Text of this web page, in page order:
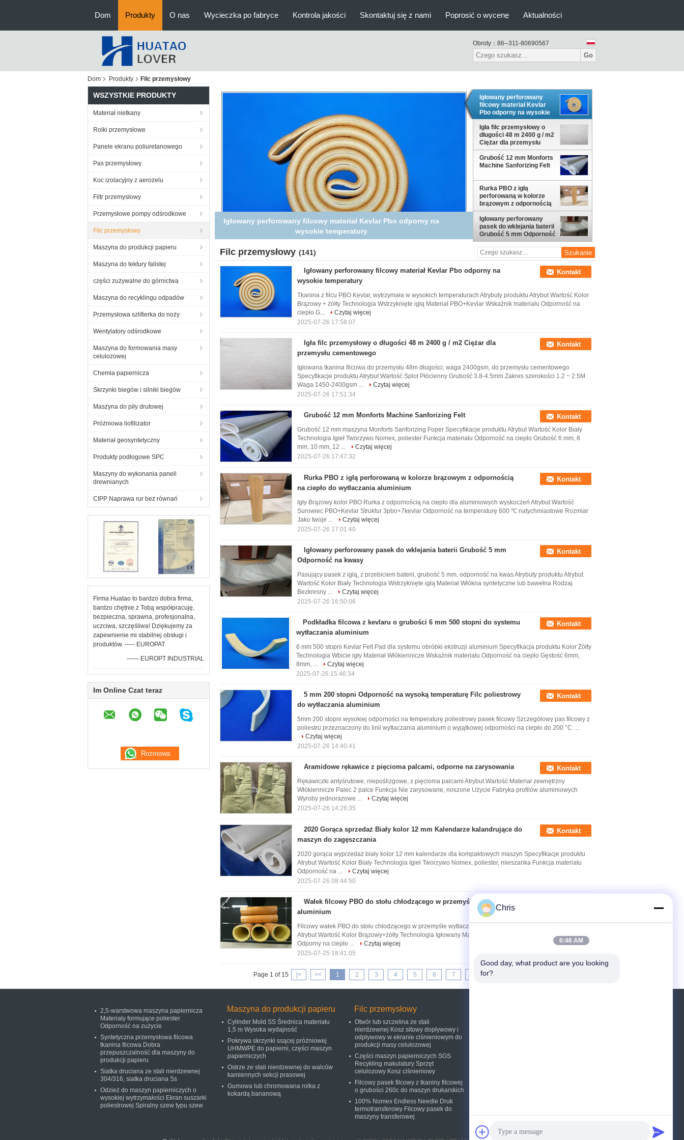
Dom Produkty O nas Wycieczka po fabryce Kontrola jakości Skontaktuj się z nami Poprosić o wycenę Aktualności
Obroty： 86--311-80690567
Go
Dom Produkty Filc przemysłowy
WSZYSTKIE PRODUKTY
Materiał nietkany
Rolki przemysłowe
Panele ekranu poliuretanowego
Pas przemysłowy
Koc izolacyjny z aerożelu
Filtr przemysłowy
Przemysłowe pompy odśrodkowe
Filc przemysłowy
Maszyna do produkcji papieru
Maszyna do tektury falistej
części zużywalne do górnictwa
Maszyna do recyklingu odpadów
Przemysłowa szlifierka do noży
Wentylatory odśrodkowe
Maszyna do formowania masy
celulozowej
Chemia papiernicza
Skrzynki biegów i silniki biegów
Maszyna do piły drutowej
Próżniowa liofilizator
Materiał geosyntetyczny
Produkty podłogowe SPC
Maszyny do wykonania paneli
drewnianych
CIPP Naprawa rur bez równań
Firma Huatao to bardzo dobra firma,
bardzo chętnie z Tobą współpracuję,
bezpieczna, sprawna, profesjonalna,
uczciwa, szczęśliwa! Dziękujemy za
zapewnienie mi stabilnej obsługi i
produktów. ----- EUROPAT
—— EUROPT INDUSTRIAL
Im Online Czat teraz
Igła filc przemysłowy o długości 48 m 2400 g / m2 Ciężar dla
przemysłu cementowego
Igłowany perforowany
filcowy materiał Kevlar
Pbo odporny na wysokie
temperatury
Igła filc przemysłowy o
długości 48 m 2400 g / m2
Ciężar dla przemysłu
cementowego
Grubość 12 mm Monforts
Machine Sanforizing Felt
Rurka PBO z igłą
perforowaną w kolorze
brązowym z odpornością
na ciepło do wytłaczania
aluminium
Igłowany perforowany
pasek do wklejania baterii
Grubość 5 mm Odporność
na kwasy
Filc przemysłowy (141)
Igłowany perforowany filcowy materiał Kevlar Pbo odporny na
wysokie temperatury
Kontakt
Tkanina z filcu PBO Kevlar, wytrzymała w wysokich temperaturach Atrybuty produktu Atrybut Wartość Kolor
Brązowy + żółty Technologia Wstrzyknięte igłą Materiał PBO+Kevlar Wskaźnik materiału Odporność na
ciepło G...
Czytaj więcej
2025-07-26 17:58:07
Igła filc przemysłowy o długości 48 m 2400 g / m2 Ciężar dla
przemysłu cementowego
Kontakt
Igłowana tkanina filcowa do przemysłu 48m długości, waga 2400gsm, do przemysłu cementowego
Specyfikacje produktu Atrybut Wartość Splot Płócienny Grubość 3.8-4.5mm Zakres szerokości 1.2 ~ 2.5M
Waga 1450-2400gsm ...
Czytaj więcej
2025-07-26 17:51:34
Grubość 12 mm Monforts Machine Sanforizing Felt Kontakt
Grubość 12 mm maszyna Monforts Sanforizing Foper Specyfikacje produktu Atrybut Wartość Kolor Biały
Technologia Igieł Tworzywo Nomex, poliester Funkcja materiału Odporność na ciepło Grubość 6 mm, 8
mm, 10 mm, 12 ...
Czytaj więcej
2025-07-26 17:47:32
Rurka PBO z igłą perforowaną w kolorze brązowym z odpornością
na ciepło do wytłaczania aluminium
Kontakt
Igły Brązowy kolor PBO Rurka z odpornością na ciepło dla aluminiowych wyskoczeń Atrybut Wartość
Surowiec PBO+Kevlar Struktur 3pbo+7kevlar Odporność na temperaturę 600 ℃ natychmiastowe Rozmiar
Jako twoje ...
Czytaj więcej
2025-07-26 17:01:40
Igłowany perforowany pasek do wklejania baterii Grubość 5 mm
Odporność na kwasy
Kontakt
Pasujący pasek z igłą, z przebiciem baterii, grubość 5 mm, odporność na kwas Atrybuty produktu Atrybut
Wartość Kolor Biały Technologia Wstrzyknięte igłą Materiał Włókna syntetyczne lub bawełna Rodzaj
Bezkresny ...
Czytaj więcej
2025-07-26 16:50:06
Podkładka filcowa z kevlaru o grubości 6 mm 500 stopni do systemu
wytłaczania aluminium
Kontakt
6 mm 500 stopni Kevlar Felt Pad dla systemu obróbki ekstruzji aluminium Specyfikacja produktu Kolor Żółty
Technologia Wbicie igły Materiał Włókiennicze Wskaźnik materiału Odporność na ciepło Gęstość 6mm,
8mm, ...
Czytaj więcej
2025-07-26 15:46:34
5 mm 200 stopni Odporność na wysoką temperaturę Filc poliestrowy
do wytłaczania aluminium
Kontakt
5mm 200 stopni wysokiej odporności na temperaturę poliestrowy pasek filcowy Szczegółowy pas filcowy z
poliestru przeznaczony do linii wytłaczania aluminium o wyjątkowej odporności na ciepło do 200 °C. ...
Czytaj więcej
2025-07-26 14:40:41
Aramidowe rękawice z pięcioma palcami, odporne na zarysowania Kontakt
Rękawiczki antyśrutowe, niepoślizgowe, z pięcioma palcami Atrybut Wartość Materiał zewnętrzny
Włókiennicze Palec 2 palce Funkcja Nie zarysowane, noszone Użycie Fabryka profilów aluminiowych
Wyroby jednorazowe ...
Czytaj więcej
2025-07-26 14:26:35
2020 Gorąca sprzedaż Biały kolor 12 mm Kalendarze kalandrujące do
maszyn do zagęszczania
Kontakt
2020 gorąca wyprzedaż biały kolor 12 mm kalendarze dla kompaktowych maszyn Specyfikacje produktu
Atrybut Wartość Kolor Biały Technologia Igieł Tworzywo Nomex, poliester, mieszanka Funkcja materiału
Odporność na ...
Czytaj więcej
2025-07-26 08:44:50
Wałek filcowy PBO do stołu chłodzącego w przemyśle wytłaczania
aluminium
Filcowy wałek PBO do stołu chłodzącego w przemyśle wytłaczania aluminium Specyfikacje produktu
Atrybut Wartość Kolor Brązowy+żółty Technologia Igłowany Materiał PBO+Kevlar Właściwość materiału
Odporny na ciepło ...
Czytaj więcej
2025-07-25 18:41:05
Page 1 of 15 |< << 1 2 3 4 5 6 7 9
2,5-warstwowa maszyna papiernicza
Materiały formujące poliester
Odporność na zużycie
Syntetyczna przemysłowa filcowa
tkanina filcowa Dobra
przepuszczalność dla maszyny do
produkcji papieru
Siatka druciana ze stali nierdzewnej
304/316, siatka druciana Ss
Odzież do maszyn papierniczych o
wysokiej wytrzymałości Ekran suszarki
poliestrowej Spiralny szew typu szew
Maszyna do produkcji papieru
Cylinder Mold SS Średnica materiału
1,5 m Wysoka wydajność
Pokrywa skrzynki ssącej próżniowej
UHMWPE do papierni, części maszyn
papierniczych
Ostrze ze stali nierdzewnej do walców
kamiennych sekcji prasowej
Gumowa lub chromowana rolka z
kokardą bananową
Filc przemysłowy
Otwór lub szczelina ze stali
nierdzewnej Kosz sitowy dopływowy i
odpływowy w ekranie ciśnieniowym do
produkcji masy celulozowej
Części maszyn papierniczych SGS
Recykling makulatury Sprzęt
celulozowy Kosz ciśnieniowy
Filcowy pasek filcowy z tkaniny filcowej
o grubości 260c do maszyn drukarskich
100% Nomex Endless Needle Druk
termotransferowy Filcowy pasek do
maszyny transferowej
Chris
6:46 AM
Good day, what product are you looking
for?